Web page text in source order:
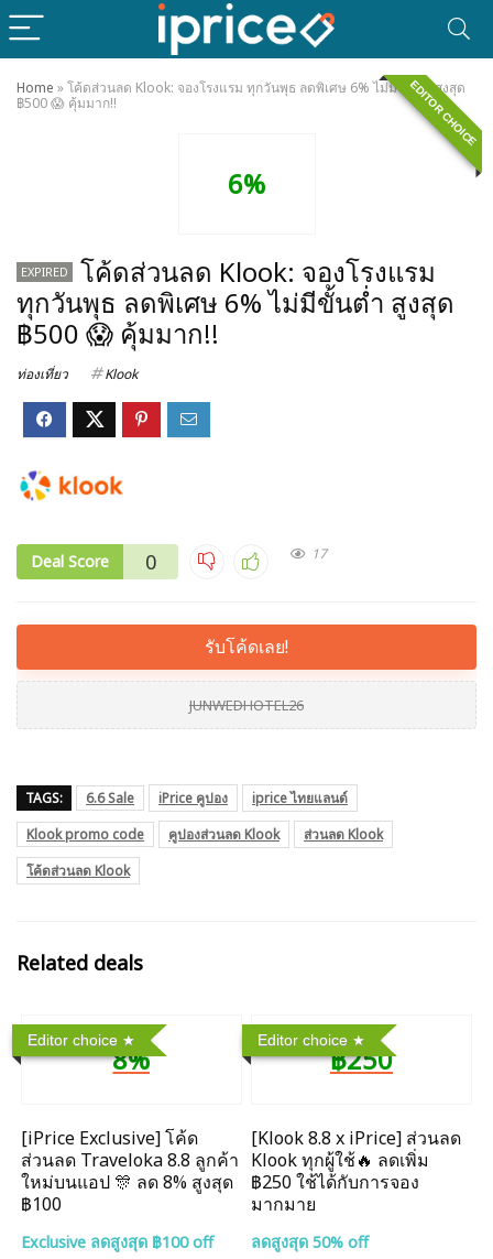
Home »โค้ดส่วนลด Klook: จองโรงแรม ทุกวันพุธ ลดพิเศษ 6% ไม่มีขั้นต่ำ สูงสุด
฿500 😱 คุ้มมาก!!
EDITOR CHOICE
6%
EXPIRED
โค้ดส่วนลด Klook: จองโรงแรม
ทุกวันพุธ ลดพิเศษ 6% ไม่มีขั้นต่ำ สูงสุด
฿500 😱 คุ้มมาก!!
ท่องเที่ยว Klook
Deal Score 0 17
รับโค้ดเลย!
JUNWEDHOTEL26
TAGS: 6.6 Sale iPrice คูปอง
iprice ไทยแลนด์
Klook promo code
คูปองส่วนลด Klook
ส่วนลด Klook
โค้ดส่วนลด Klook
Related deals
Editor choice
8%
[iPrice Exclusive] โค้ด
ส่วนลด Traveloka 8.8 ลูกค้า
ใหม่บนแอป 🎊 ลด 8% สูงสุด​
฿100
Exclusive ลดสูงสุด ฿100 off
Editor choice
฿250
[Klook 8.8 x iPrice] ส่วนลด
Klook ทุกผู้ใช้🔥 ลดเพิ่ม
฿250 ใช้ได้กับการจอง
มากมาย
ลดสูงสุด 50% off